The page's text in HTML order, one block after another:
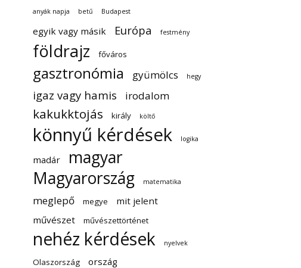
anyák napja betű Budapest
egyik vagy másik Európa festmény
földrajz főváros
gasztronómia gyümölcs hegy
igaz vagy hamis irodalom
kakukktojás király költő
könnyű kérdések logika
madár
magyar
Magyarország
matematika
meglepő megye
mit jelent
művészet
művészettörténet
nehéz kérdések nyelvek
Olaszország ország